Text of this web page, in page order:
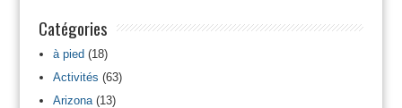
Catégories
à pied(18)
Activités (63)
Arizona(13)